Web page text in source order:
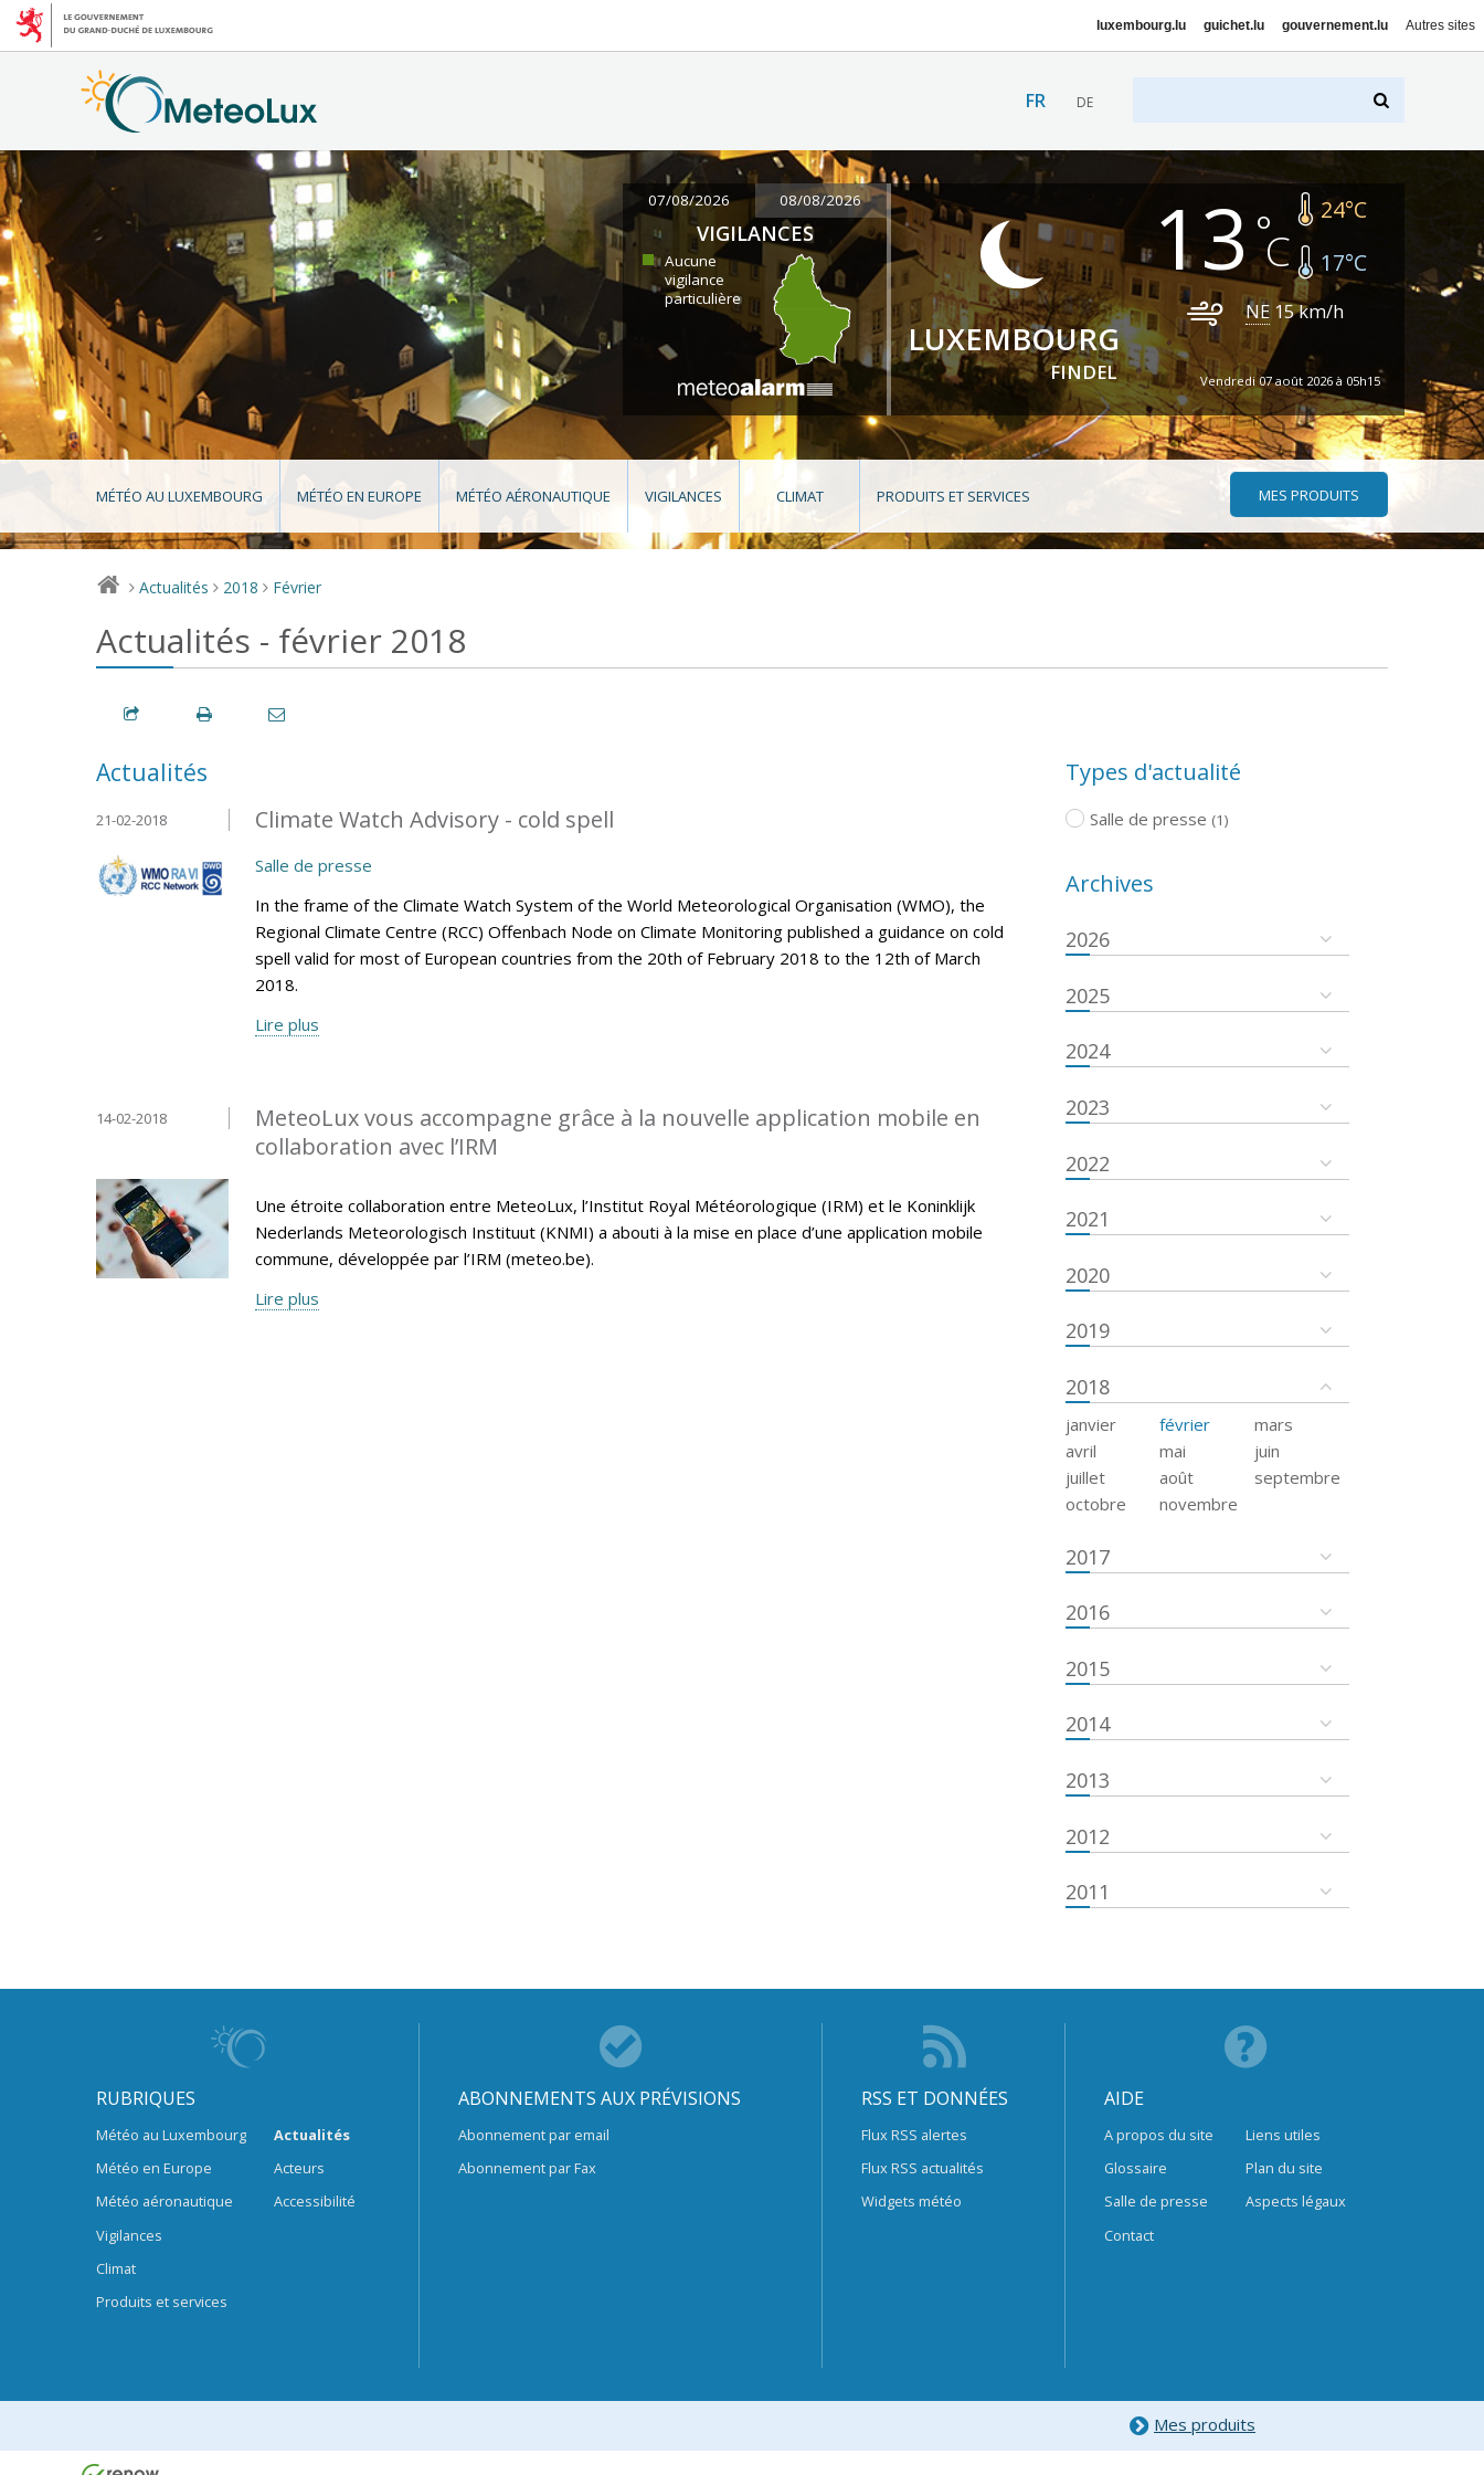
luxembourg.lu guichet.lu gouvernement.lu Autres sites
FR DE
07/08/2026 08/08/2026
VIGILANCES
Aucune
vigilance
particulière
LUXEMBOURG
FINDEL
13 24°C
17°C
NE 15km/h
Vendredi 07 août 2026 à 05h15
MÉTÉO AU LUXEMBOURG MÉTÉO EN EUROPE MÉTÉO AÉRONAUTIQUE VIGILANCES CLIMAT PRODUITS ET SERVICES MES PRODUITS
> Actualités > 2018 > Février
Actualités - février 2018
Actualités
Climate Watch Advisory - cold spell
21-02-2018
Salle de presse
In the frame of the Climate Watch System of the World Meteorological Organisation (WMO), the
Regional Climate Centre (RCC) Offenbach Node on Climate Monitoring published a guidance on cold
spell valid for most of European countries from the 20th of February 2018 to the 12th of March
2018.
Lire plus
MeteoLux vous accompagne grâce à la nouvelle application mobile en
collaboration avec l’IRM
14-02-2018
Une étroite collaboration entre MeteoLux, l’Institut Royal Météorologique (IRM) et le Koninklijk
Nederlands Meteorologisch Instituut (KNMI) a abouti à la mise en place d’une application mobile
commune, développée par l’IRM (meteo.be).
Lire plus
Types d'actualité
Salle de presse (1)
Archives
2026
2025
2024
2023
2022
2021
2020
2019
2018
janvier février
mars
avril
mai
juin
juillet
août
septembre
octobre
novembre
2017
2016
2015
2014
2013
2012
2011
RUBRIQUES
Météo au Luxembourg
Météo en Europe
Météo aéronautique
Vigilances
Climat
Produits et services
Actualités
Acteurs
Accessibilité
ABONNEMENTS AUX PRÉVISIONS
Abonnement par email
Abonnement par Fax
RSS ET DONNÉES
Flux RSS alertes
Flux RSS actualités
Widgets météo
AIDE
A propos du site
Glossaire
Salle de presse
Contact
Liens utiles
Plan du site
Aspects légaux
Mes produits